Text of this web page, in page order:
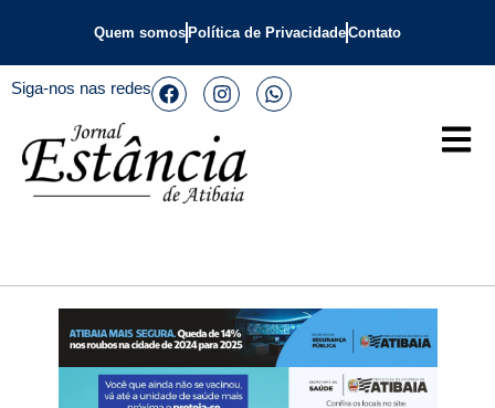
Quem somos Política de PrivacidadeContato
Siga-nos nas redes